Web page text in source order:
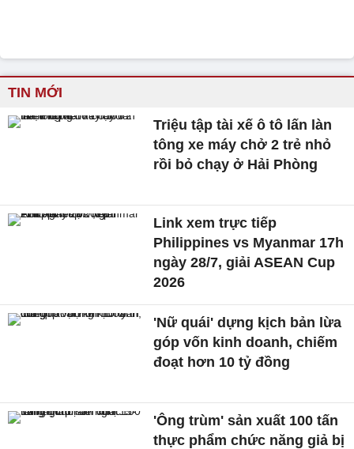
TIN MỚI
Triệu tập tài xế ô tô lấn làn
tông xe máy chở 2 trẻ nhỏ
rồi bỏ chạy ở Hải Phòng
Link xem trực tiếp
Philippines vs Myanmar 17h
ngày 28/7, giải ASEAN Cup
2026
'Nữ quái' dựng kịch bản lừa
góp vốn kinh doanh, chiếm
đoạt hơn 10 tỷ đồng
'Ông trùm' sản xuất 100 tấn
thực phẩm chức năng giả bị